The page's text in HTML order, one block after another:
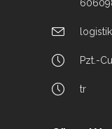
Pzt.-
tr